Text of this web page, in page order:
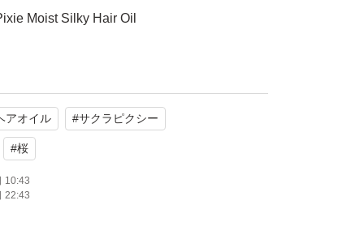
Moist Silky Hair Oil
ます。
アオイル #サクラピクシー
#桜
10:43
22:43